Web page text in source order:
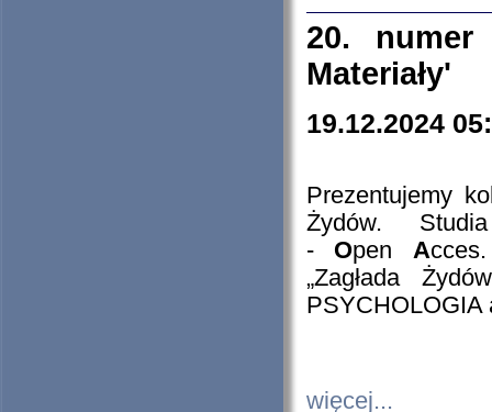
20. numer
Materiały'
19.12.2024
Prezentujemy
Żydów.
- Open A
„Zagłada
PSYCHOLOGIA
więcej...